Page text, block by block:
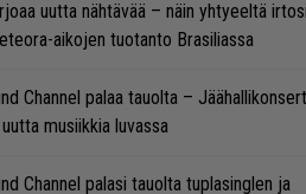
uutta nähtävää – näin yhtyeeltä irtosi
aikojen tuotanto Brasiliassa
Channel palaa tauolta –
musiikkia luvassa
Channel palasi tauolta tuplasinglen ja